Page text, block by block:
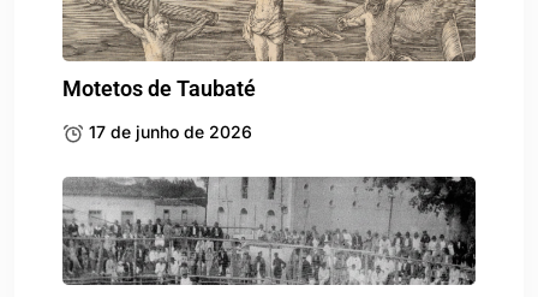
Motetos de Taubaté
17 de junho de 2026